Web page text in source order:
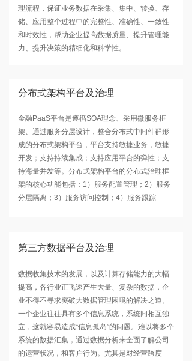
数据收集技术的发展，以及计算存储能力的大幅
提高，各行业正飞速产生大量、复杂的数据，企
业不得不寻求突破大数据管理困境的解决之道。
一个企业往往具有多个信息系统，系统间相互独
立，这就容易造成“信息孤岛”的问题。难以将多个
系统的数据汇集，通过数据分析来全面了解公司
的运营状况，和客户行为。尤其是对经营跨度
第三方数据平台及治理
理流程，保证业务数据在采集、集中、转换、存
储、应用整个过程中的完整性、准确性、一致性
和时效性，帮助企业提高数据质量、提升管理能
力、提升决策的精细化和科学性。
分布式架构平台及治理
金融PaaS平台是遵循SOA理念、采用微服务框
架、通过服务分层设计，整合分布式中间件群形
成的分布式架构平台，平台支持敏捷业务，敏捷
开发；支持持续集成；支持应用平台的弹性；支
持海量并发等。分布式架构平台的分布式治理框
架的核心功能包括：1）服务配置管理；2）服务
分层隔离；3）服务访问控制；4）服务跟踪